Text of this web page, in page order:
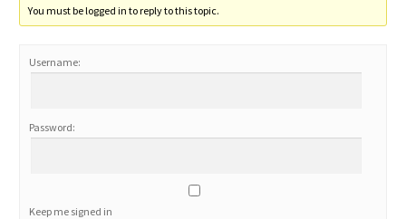
You must be logged in to reply to this topic.
Username:
Password:
Keep me signed in